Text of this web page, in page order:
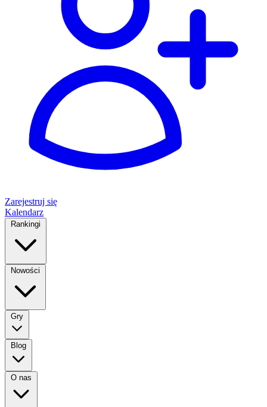
Zarejestruj się
Kalendarz
Rankingi
Nowości
Gry
Blog
O nas